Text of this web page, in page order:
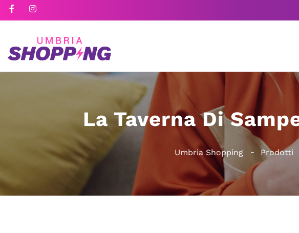
La Taverna Di
Umbria Shopping Prodotti